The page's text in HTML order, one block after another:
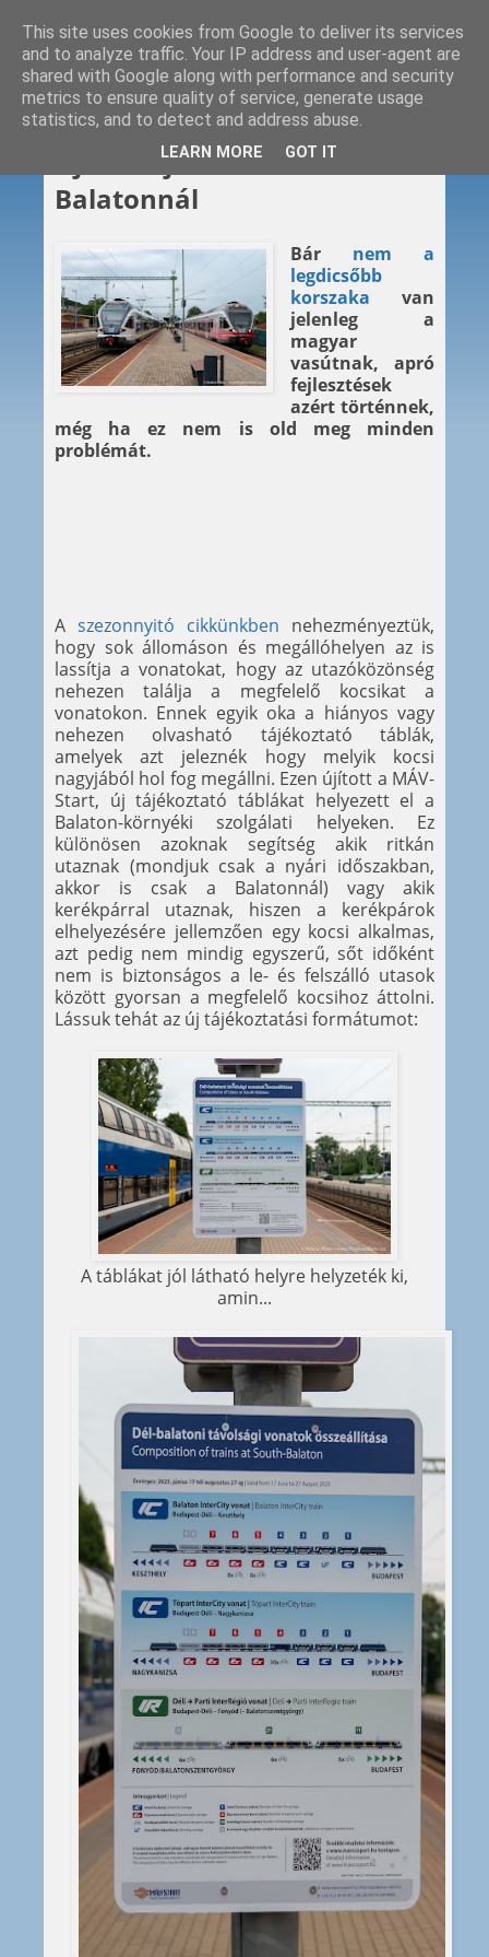
2023. 08. 07.
Újabb tájékoztató táblák a
Balatonnál
Bár nem a
legdicsőbb
korszaka van
jelenleg a
magyar
vasútnak, apró
fejlesztések
azért történnek,
még ha ez nem is old meg minden
problémát.
A szezonnyitó cikkünkben nehezményeztük,
hogy sok állomáson és megállóhelyen az is
lassítja a vonatokat, hogy az utazóközönség
nehezen találja a megfelelő kocsikat a
vonatokon. Ennek egyik oka a hiányos vagy
nehezen olvasható tájékoztató táblák,
amelyek azt jeleznék hogy melyik kocsi
nagyjából hol fog megállni. Ezen újított a MÁV-
Start, új tájékoztató táblákat helyezett el a
Balaton-környéki szolgálati helyeken. Ez
különösen azoknak segítség akik ritkán
utaznak (mondjuk csak a nyári időszakban,
akkor is csak a Balatonnál) vagy akik
kerékpárral utaznak, hiszen a kerékpárok
elhelyezésére jellemzően egy kocsi alkalmas,
azt pedig nem mindig egyszerű, sőt időként
nem is biztonságos a le- és felszálló utasok
között gyorsan a megfelelő kocsihoz áttolni.
Lássuk tehát az új tájékoztatási formátumot:
A táblákat jól látható helyre helyzeték ki,
amin...
This site uses cookies from Google to deliver its services
and to analyze traffic. Your IP address and user-agent are
shared with Google along with performance and security
metrics to ensure quality of service, generate usage
statistics, and to detect and address abuse.
LEARN MORE GOT IT